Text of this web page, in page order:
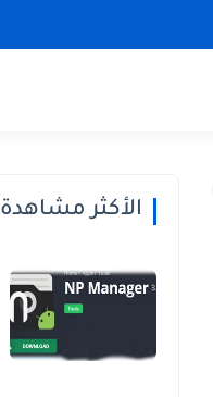
الأكثر مشاهدة